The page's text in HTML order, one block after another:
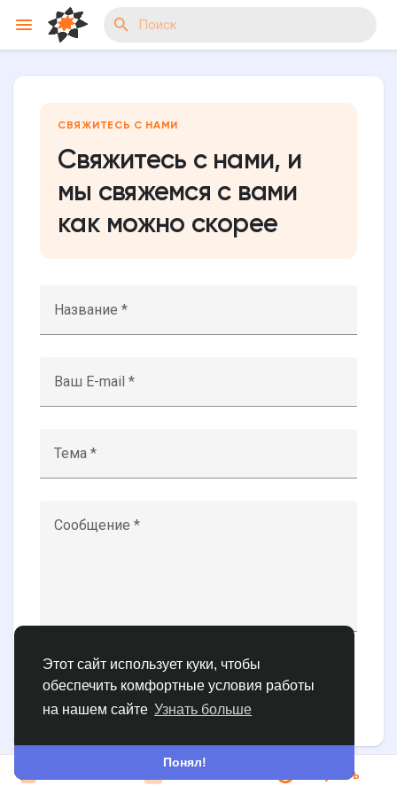
Этот сайт использует куки, чтобы
обеспечить комфортные условия работы
на нашем сайте Узнать больше
Понял!
Вступить
Найти Мероприятия
Найти Группы
Найти Страницы
Понравились страницы
СВЯЖИТЕСЬ С НАМИ
Свяжитесь с нами, и
мы свяжемся с вами
как можно скорее
Название *
Ваш E-mail *
Тема *
Сообщение *
Отправить